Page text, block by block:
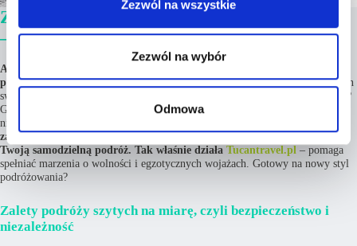
Zezwól na wszystkie
Zezwól na wybór
Odmowa
Złoty środek dla niezależnych podróżników
– podróże szyte na miarę
A co w sytuacji, gdy pragniesz wolności i niezależności, ale nie lubisz
planowania?A co w sytuacji gdy chcesz decydować o wszystkich składowych
swojej wyprawy, ale nie masz czasu na sprawdzanie wszystkiego? Co wybrać?
Gorset nałożony przez biuro podróży, czy niedopracowaną wyprawę w
nieznane? Spokojnie.
zaprojektowany przez doświadczonych doradców, którzy wyślą Cię w
Twoją samodzielną podróż. Tak właśnie działa Tucantravel.pl – pomaga
spełniać marzenia o wolności i egzotycznych wojażach. Gotowy na nowy styl
podróżowania?
Zalety podróży szytych na miarę, czyli bezpieczeństwo i
niezależność